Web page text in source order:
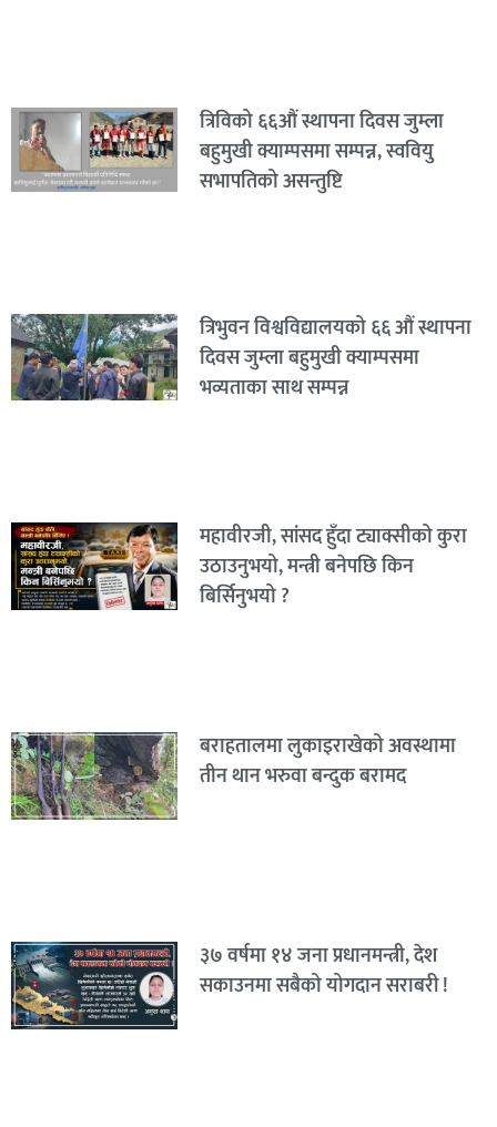
त्रिविको ६६औं स्थापना दिवस जुम्ला
बहुमुखी क्याम्पसमा सम्पन्न, स्ववियु
सभापतिको असन्तुष्टि
त्रिभुवन विश्वविद्यालयको ६६ औं स्थापना
दिवस जुम्ला बहुमुखी क्याम्पसमा
भव्यताका साथ सम्पन्न
महावीरजी, सांसद हुँदा ट्याक्सीको कुरा
उठाउनुभयो, मन्त्री बनेपछि किन
बिर्सिनुभयो ?
बराहतालमा लुकाइराखेको अवस्थामा
तीन थान भरुवा बन्दुक बरामद
३७ वर्षमा १४ जना प्रधानमन्त्री, देश
सकाउनमा सबैको योगदान सराबरी !